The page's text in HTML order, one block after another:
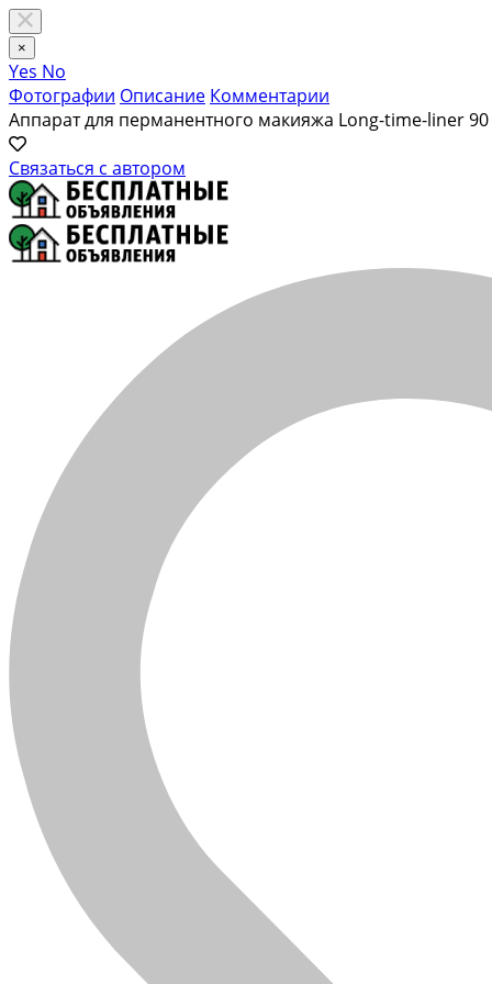
×
Yes No
Фотографии Описание Комментарии
Аппарат для перманентного макияжа Long-time-liner
Связаться с автором